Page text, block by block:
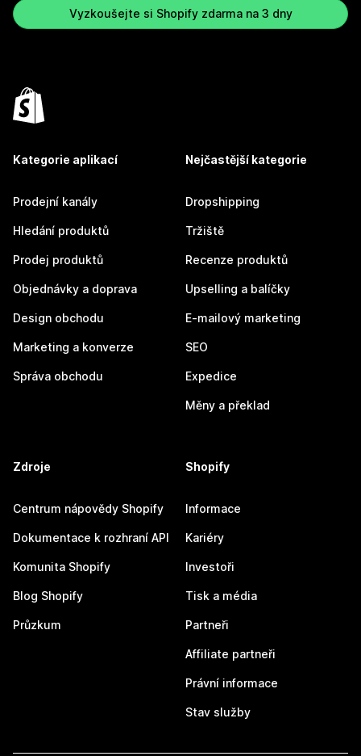
Vyzkoušejte si Shopify zdarma na 3 dny
Kategorie aplikací
Prodejní kanály
Hledání produktů
Prodej produktů
Objednávky a doprava
Design obchodu
Marketing a konverze
Správa obchodu
Nejčastější kategorie
Dropshipping
Tržiště
Recenze produktů
Upselling a balíčky
E-mailový marketing
SEO
Expedice
Měny a překlad
Zdroje
Centrum nápovědy Shopify
Dokumentace k rozhraní API
Komunita Shopify
Blog Shopify
Průzkum
Shopify
Informace
Kariéry
Investoři
Tisk a média
Partneři
Affiliate partneři
Právní informace
Stav služby